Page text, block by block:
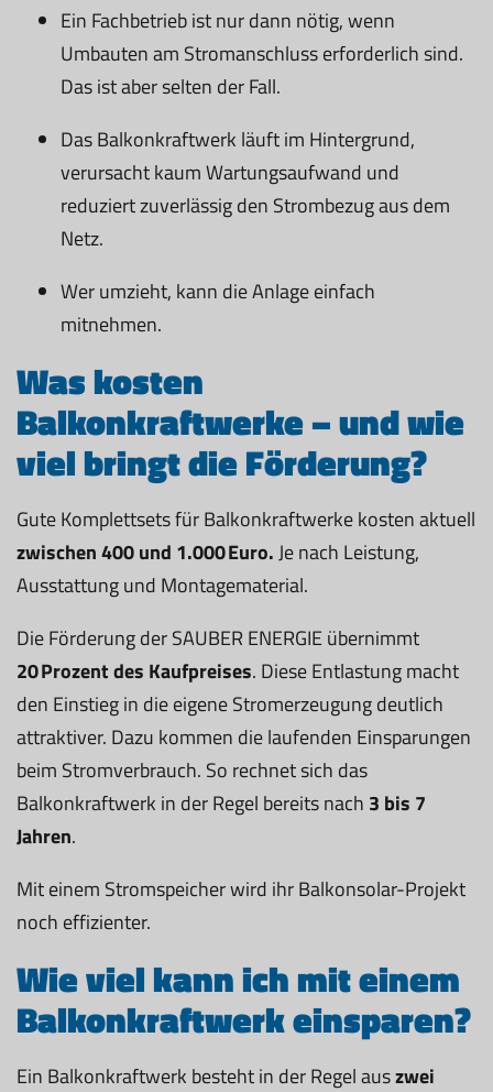
Ein Fachbetrieb ist nur dann nötig, wenn
Umbauten am Stromanschluss erforderlich sind.
Das ist aber selten der Fall.
Das Balkonkraftwerk läuft im Hintergrund,
verursacht kaum Wartungsaufwand und
reduziert zuverlässig den Strombezug aus dem
Netz.
Wer umzieht, kann die Anlage einfach
mitnehmen.
Was kosten
Balkonkraftwerke – und wie
viel bringt die Förderung?
Gute Komplettsets für Balkonkraftwerke kosten aktuell
zwischen 400 und 1.000 Euro.Je nach Leistung,
Ausstattung und Montagematerial.
Die Förderung der SAUBER ENERGIE übernimmt
20 Prozent des Kaufpreises. Diese Entlastung macht
den Einstieg in die eigene Stromerzeugung deutlich
attraktiver. Dazu kommen die laufenden Einsparungen
beim Stromverbrauch. So rechnet sich das
Balkonkraftwerk in der Regel bereits nach 3 bis 7
Jahren.
Mit einem Stromspeicher wird ihr Balkonsolar-Projekt
noch effizienter.
Wie viel kann ich mit einem
Balkonkraftwerk einsparen?
Ein Balkonkraftwerk besteht in der Regel auszwei